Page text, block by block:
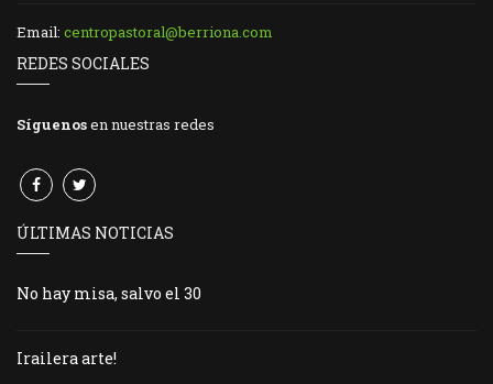
Email: centropastoral@berriona.com
REDES SOCIALES
Síguenosen nuestras redes
ÚLTIMAS NOTICIAS
No hay misa, salvo el 30
Irailera arte!